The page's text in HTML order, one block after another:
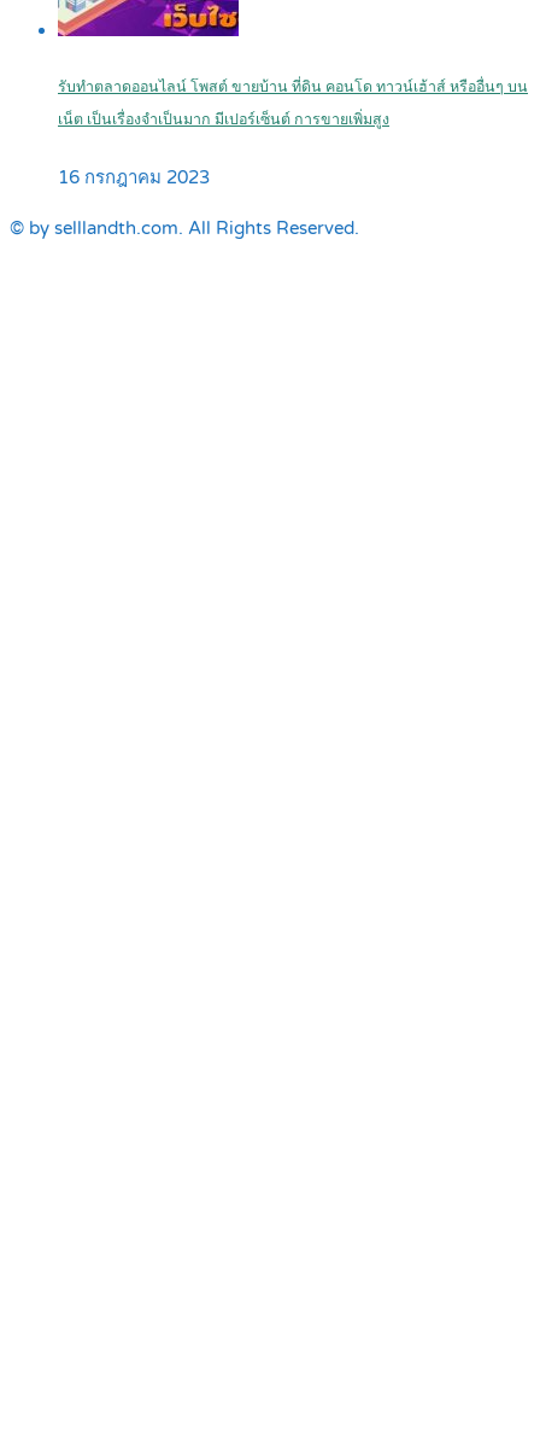
รับทำตลาดออนไลน์ โพสต์ ขายบ้าน ที่ดิน คอนโด ทาวน์เฮ้าส์ หรืออื่นๆ บน
เน็ต เป็นเรื่องจำเป็นมาก มีเปอร์เซ็นต์ การขายเพิ่มสูง
16 กรกฎาคม 2023
© by selllandth.com. All Rights Reserved.